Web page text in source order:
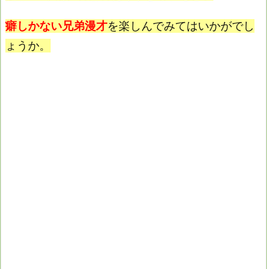
癖しかない兄弟漫才を楽しんでみてはいかがでし
ょうか。